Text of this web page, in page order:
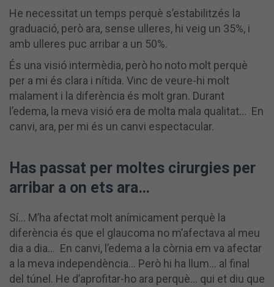
He necessitat un temps perquè s’estabilitzés la
graduació, però ara, sense ulleres, hi veig un 35%, i
amb ulleres puc arribar a un 50%.
És una visió intermèdia, però ho noto molt perquè
per a mi és clara i nítida. Vinc de veure-hi molt
malament i la diferència és molt gran. Durant
l’edema, la meva visió era de molta mala qualitat… En
canvi, ara, per mi és un canvi espectacular.
Has passat per moltes cirurgies per
arribar a on ets ara…
Sí… M’ha afectat molt anímicament perquè la
diferència és que el glaucoma no m’afectava al meu
dia a dia… En canvi, l’edema a la còrnia em va afectar
a la meva independència… Però hi ha llum... al final
del túnel. He d’aprofitar-ho ara perquè... qui et diu que